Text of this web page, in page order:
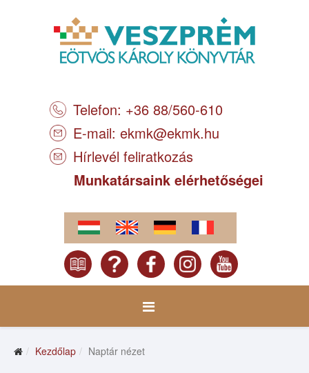
Telefon: +36 88/560-610
E-mail: ekmk@ekmk.hu
Hírlevél feliratkozás
Munkatársaink elérhetőségei
Kezdőlap Naptár nézet